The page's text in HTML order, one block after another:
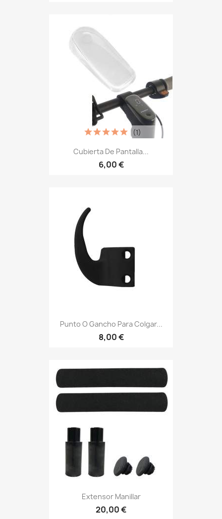
Cubierta De Pantalla...
6,00 €
(1)
Punto O Gancho Para Colgar...
8,00 €
Extensor Manillar
20,00 €